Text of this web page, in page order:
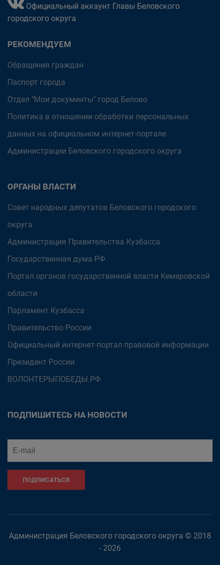
Официальный аккаунт Главы Беловского
городского округа
РЕКОМЕНДУЕМ
Обращения граждан
Паспорт города
Отдел "Мои документы" город Белово
Политика в отношении обработки персональных
данных на официальном интернет-портале
Администрации Беловского городского округа
ОРГАНЫ ВЛАСТИ
Совет народных депутатов Беловского городского
округа
Администрация Правительства Кузбасса
Государственная дума РФ
Портал органов государственной власти Кемеровской
области
Парламент Кузбасса
Правительство России
Официальный интернет-портал правовой информации
Президент России
ВОЛОНТЕРЫПОБЕДЫ.РФ
ПОДПИШИТЕСЬ НА НОВОСТИ
ПОДПИСАТЬСЯ
Администрация Беловского городского округа © 2018
- 2026